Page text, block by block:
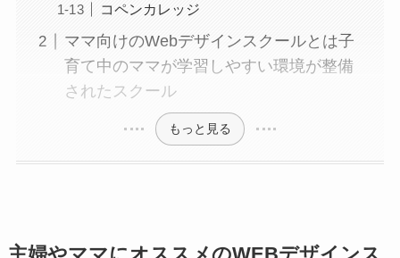
コペンカレッジ
ママ向けのWebデザインスクールとは子
育て中のママが学習しやすい環境が整備
されたスクール
もっと見る